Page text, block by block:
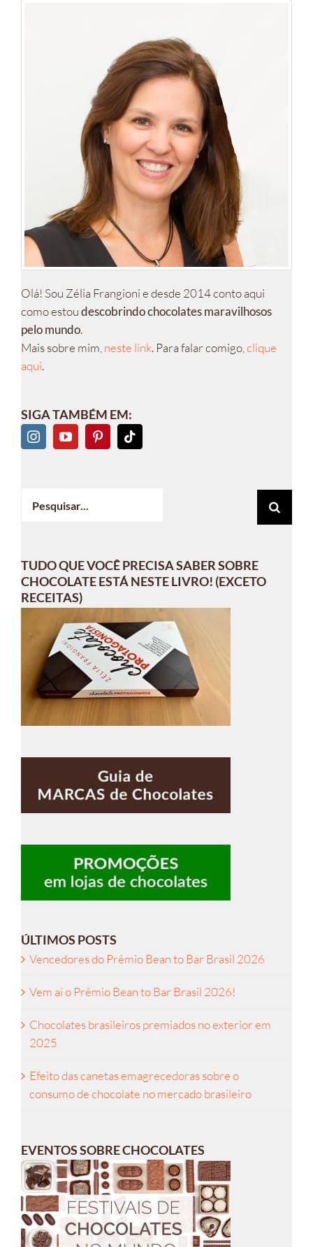
Olá! Sou Zélia Frangioni e desde 2014 conto aqui
como estoudescobrindo chocolates maravilhosos
pelo mundo.
Mais sobre mim, neste link. Para falar comigo, clique
aqui.
SIGA TAMBÉM EM:
resultados
TUDO QUE VOCÊ PRECISA SABER SOBRE
CHOCOLATE ESTÁ NESTE LIVRO! (EXCETO
RECEITAS)
ÚLTIMOS POSTS
Vencedores do Prêmio Bean to Bar Brasil 2026
Vem aí o Prêmio Bean to Bar Brasil 2026!
Chocolates brasileiros premiados no exterior em
2025
Efeito das canetas emagrecedoras sobre o
consumo de chocolate no mercado brasileiro
EVENTOS SOBRE CHOCOLATES